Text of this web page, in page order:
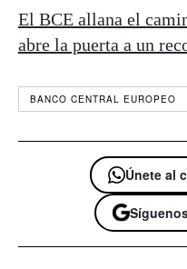
El BCE allana el
abre la puerta a un
BANCO CENTRAL EUROPEO
Únete al